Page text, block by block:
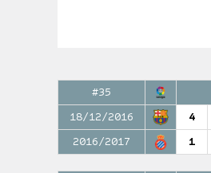
#35
18/12/2016
4
2016/2017 1